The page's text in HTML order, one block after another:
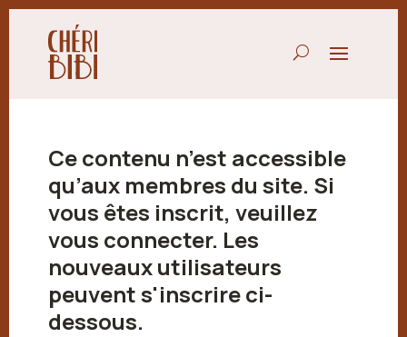
Ce contenu n’est accessible
qu’aux membres du site. Si
vous êtes inscrit, veuillez
vous connecter. Les
nouveaux utilisateurs
peuvent s'inscrire ci-
dessous.